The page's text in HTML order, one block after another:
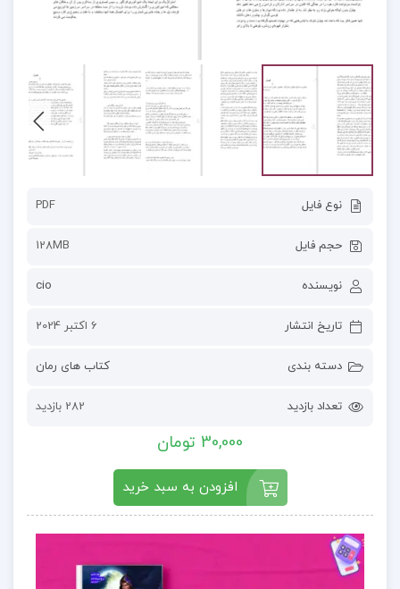
نوع فایل PDF
حجم فایل 128MB
نویسنده cio
تاریخ انتشار 6 اکتبر 2024
دسته بندی کتاب های رمان
تعداد بازدید 282 بازدید
30,000 تومان
افزودن به سبد خرید